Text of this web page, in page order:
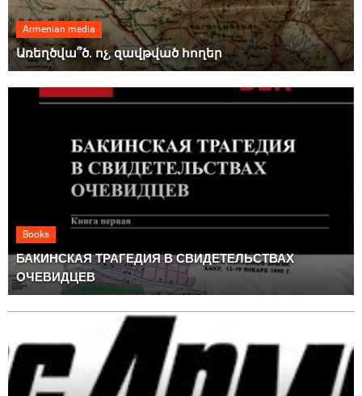
Armenian media
Առեղծվա՞ծ. ոչ, զավթված հողեր
Books
БАКИНСКАЯ ТРАГЕДИЯ В СВИДЕТЕЛЬСТВАХ
ОЧЕВИДЦЕВ